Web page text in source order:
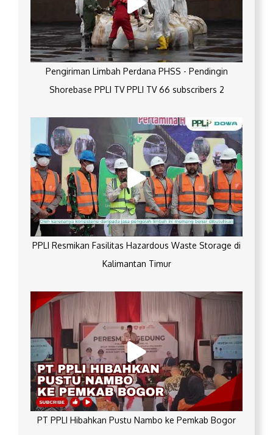
Pengiriman Limbah Perdana PHSS - Pendingin
Shorebase PPLI TV PPLI TV 66 subscribers 2
PPLI Resmikan Fasilitas Hazardous Waste Storage di
Kalimantan Timur
PT PPLI Hibahkan Pustu Nambo ke Pemkab Bogor